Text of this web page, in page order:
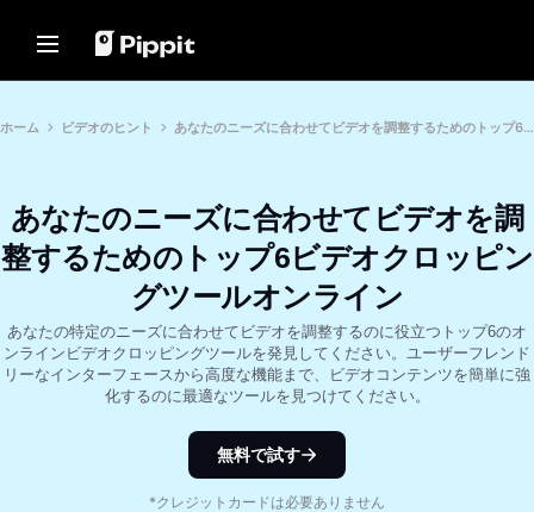
Home
ソリューション
リソース
コンテンツハブ
AIモデル
ソリューション
ワンクリックビデオソリュー
ション
製品リンクを入力するか、ビジュ
AIを活用したビデオジェネレータ
ーで魅力的なマーケティングビデ
オを即座に作成できます。
リソース
コミュニティ
Eコマース PowerLab
TikTok広告マネージャー
お客様の声
KraftGeekのストーリー
Paw Smartのストーリー
Sleep Shopのストーリー
2911 Studio Artのストーリー
Lover Brand Fashionのストー
コンテンツハブ
画像のヒント
2024年の最高の8つの一括画像
リサイザー
透明背景のヒント
プロモーションのヒント
売上を伸ばすプロモーションビ
デオを作成
トッププロモーションビデオテ
ンプレートウェブサイト
AIモデル
AIモデル
Seedream
Seedance
Nano Banana Pro
ホーム ビデオのヒント あなたのニーズに合わせてビデオを調整するためのトップ6ビデオクロッピングツールオンライン
あなたのニーズに合わせてビデオを調
整するためのトップ6ビデオクロッピン
グツールオンライン
あなたの特定のニーズに合わせてビデオを調整するのに役立つトップ6のオ
ンラインビデオクロッピングツールを発見してください。ユーザーフレンド
リーなインターフェースから高度な機能まで、ビデオコンテンツを簡単に強
化するのに最適なツールを見つけてください。
無料で試す
*クレジットカードは必要ありません